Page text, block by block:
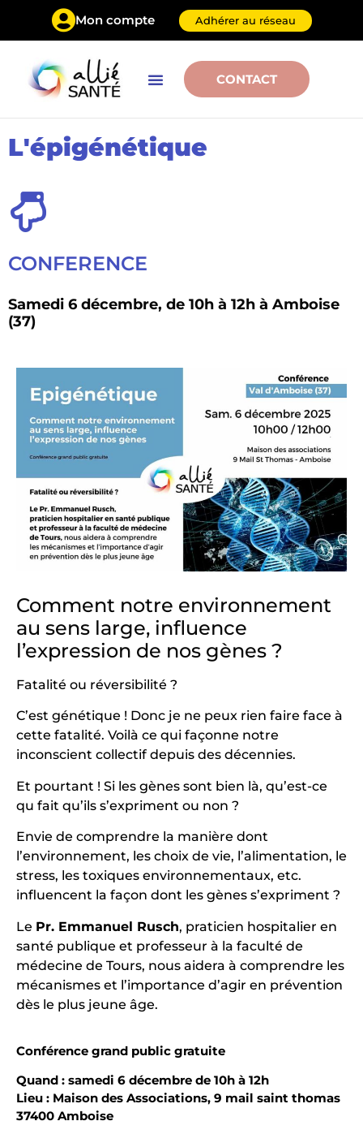
Mon compte Adhérer au réseau
CONTACT
L'épigénétique
CONFERENCE
Samedi 6 décembre, de 10h à 12h à Amboise
(37)
Comment notre environnement
au sens large, influence
l’expression de nos gènes ?
Fatalité ou réversibilité ?
C’est génétique ! Donc je ne peux rien faire face à
cette fatalité. Voilà ce qui façonne notre
inconscient collectif depuis des décennies.
Et pourtant ! Si les gènes sont bien là, qu’est-ce
qu fait qu’ils s’expriment ou non ?
Envie de comprendre la manière dont
l’environnement, les choix de vie, l’alimentation, le
stress, les toxiques environnementaux, etc.
influencent la façon dont les gènes s’expriment ?
Le Pr. Emmanuel Rusch, praticien hospitalier en
santé publique et professeur à la faculté de
médecine de Tours, nous aidera à comprendre les
mécanismes et l’importance d’agir en prévention
dès le plus jeune âge.
Conférence grand public gratuite
Quand : samedi 6 décembre de 10h à 12h
Lieu : Maison des Associations, 9 mail saint thomas
37400 Amboise